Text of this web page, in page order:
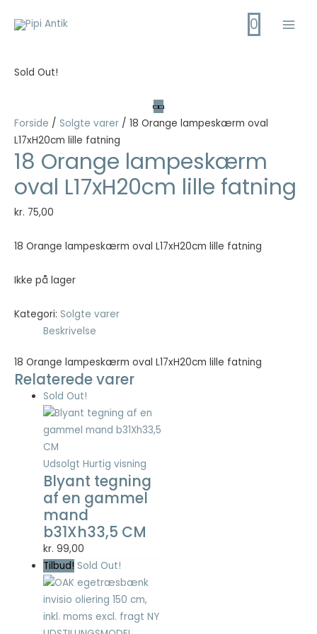
0
Sold Out!
Forside / Solgte varer / 18 Orange lampeskærm oval
L17xH20cm lille fatning
18 Orange lampeskærm
oval L17xH20cm lille fatning
kr. 75,00
18 Orange lampeskærm oval L17xH20cm lille fatning
Ikke på lager
Kategori: Solgte varer
Beskrivelse
18 Orange lampeskærm oval L17xH20cm lille fatning
Relaterede varer
Sold Out!
Udsolgt Hurtig visning
Blyant tegning
af en gammel
mand
b31Xh33,5 CM
kr. 99,00
Tilbud! Sold Out!
Nødvendige
cookies hjælper
med at gøre en
hjemmeside
brugbar ved at
aktivere
grundlæggende
funktioner
såsom side-
navigation og
adgang til sikre
områder af
hjemmesiden.
Hjemmesiden
kan ikke fungere
ordentligt uden
disse cookies.